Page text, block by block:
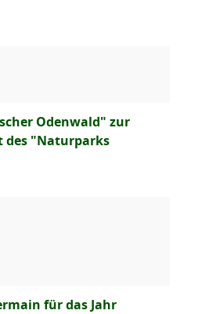
Odenwald" zur
des "Naturparks
für das Jahr